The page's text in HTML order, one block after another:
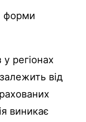
форми
у регіонах
від
виникає